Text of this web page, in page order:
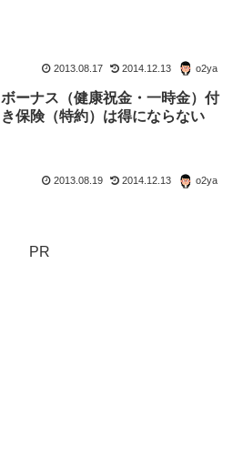
2013.08.17 2014.12.13 o2ya
ボーナス（健康祝金・一時金）付
き保険（特約）は得にならない
2013.08.19 2014.12.13 o2ya
PR